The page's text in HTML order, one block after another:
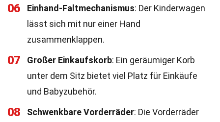
06 Einhand-Faltmechanismus: Der Kinderwagen
lässt sich mit nur einer Hand
zusammenklappen.
07 Großer Einkaufskorb: Ein geräumiger Korb
unter dem Sitz bietet viel Platz für Einkäufe
und Babyzubehör.
08 Schwenkbare Vorderräder: Die Vorderräder